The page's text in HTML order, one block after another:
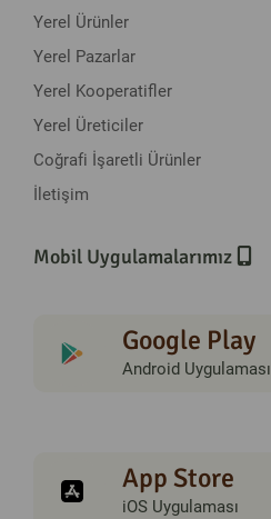
Yerel Ürünler
Yerel Pazarlar
Yerel Kooperatifler
Yerel Üreticiler
Coğrafi İşaretli Ürünler
İletişim
Mobil Uygulamalarımız
Google Play
Android Uygulaması
App Store
iOS Uygulaması